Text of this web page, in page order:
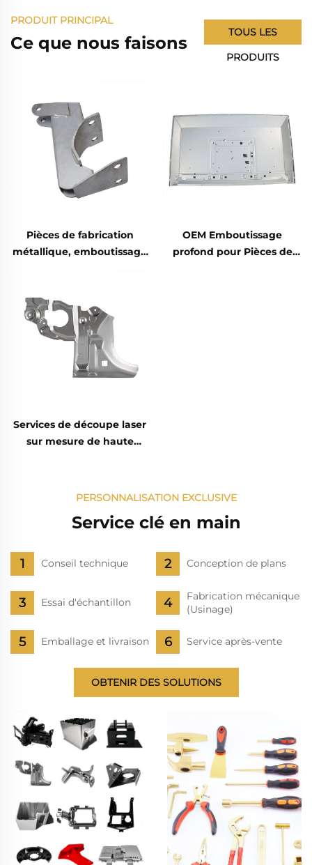
PRODUIT PRINCIPAL
Ce que nous faisons
TOUS LES
PRODUITS
Pièces de fabrication
métallique, emboutissage
OEM Emboutissage
profond pour Pièces de
Services de découpe laser
sur mesure de haute
d'aluminium de qualité
PERSONNALISATION EXCLUSIVE
Service clé en main
Conseil technique Conception de plans
Essai d'échantillon
Fabrication mécanique
(Usinage)
Emballage et livraison Service après-vente
OBTENIR DES SOLUTIONS